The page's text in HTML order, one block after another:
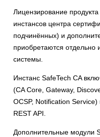
Лицензирование
инстансов центра
подчинённых) и
приобретаются отдельно
системы.
Инстанс SafeTech CA
(CA Core, Gateway,
OCSP, Notification
REST API.
Дополнительные модули